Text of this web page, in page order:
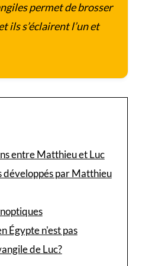
permet de brosser
ils s’éclairent l’un et
entre Matthieu et Luc
développés par Matthieu
Égypte n'est pas
de Luc?